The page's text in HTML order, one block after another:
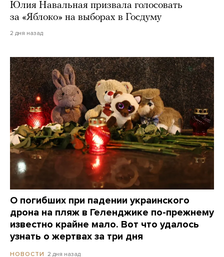
Юлия Навальная призвала голосовать
за «Яблоко» на выборах в Госдуму
2 дня назад
О погибших при падении украинского
дрона на пляж в Геленджике по-прежнему
известно крайне мало. Вот что удалось
узнать о жертвах за три дня
НОВОСТИ 2 дня назад